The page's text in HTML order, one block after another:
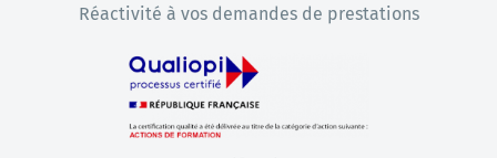
Réactivité à vos demandes de prestations